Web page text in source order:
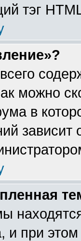
тэг
можно
в
зависит
и при